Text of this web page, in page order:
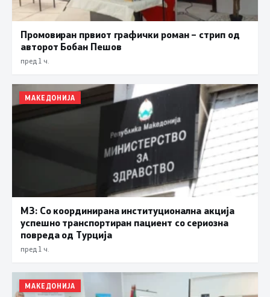
Промовиран првиот графички роман – стрип од
авторот Бобан Пешов
пред 1 ч.
МАКЕДОНИЈА
МЗ: Со координирана институционална акција
успешно транспортиран пациент со сериозна
повреда од Турција
пред 1 ч.
МАКЕДОНИЈА